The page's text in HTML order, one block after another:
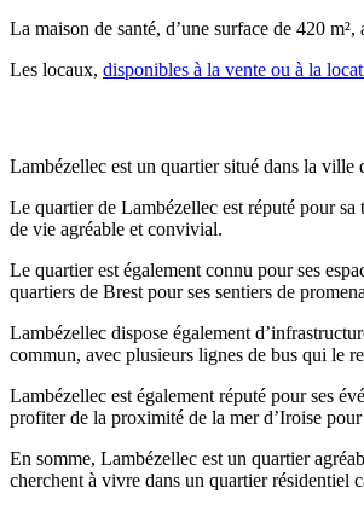
La maison de santé, d’une surface de 420
Les locaux, disponibles à la vente ou à la
Lambézellec est un quartier situé dans la ville
Le quartier de Lambézellec est réputé pour
de vie agréable et convivial.
Le quartier est également connu pour ses
quartiers de Brest pour ses sentiers de
Lambézellec dispose également
commun, avec plusieurs lignes de bus qui le
Lambézellec est également réputé pour ses
profiter de la proximité de la mer d’Iroise
En somme, Lambézellec est un quartier
cherchent à vivre dans un quartier résidentiel